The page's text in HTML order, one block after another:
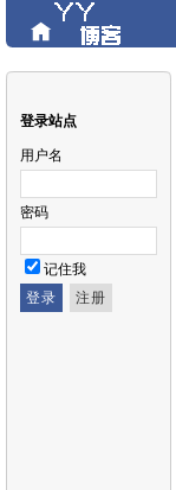
登录站点
用户名
密码
记住我